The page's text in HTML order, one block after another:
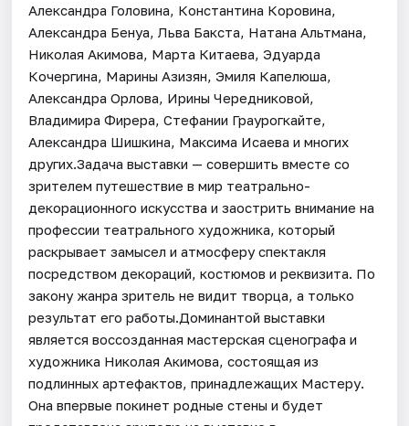
Александра Головина, Константина Коровина,
Александра Бенуа, Льва Бакста, Натана Альтмана,
Николая Акимова, Марта Китаева, Эдуарда
Кочергина, Марины Азизян, Эмиля Капелюша,
Александра Орлова, Ирины Чередниковой,
Владимира Фирера, Стефании Граурогкайте,
Александра Шишкина, Максима Исаева и многих
других.Задача выставки — совершить вместе со
зрителем путешествие в мир театрально-
декорационного искусства и заострить внимание на
профессии театрального художника, который
раскрывает замысел и атмосферу спектакля
посредством декораций, костюмов и реквизита. По
закону жанра зритель не видит творца, а только
результат его работы.Доминантой выставки
является воссозданная мастерская сценографа и
художника Николая Акимова, состоящая из
подлинных артефактов, принадлежащих Мастеру.
Она впервые покинет родные стены и будет